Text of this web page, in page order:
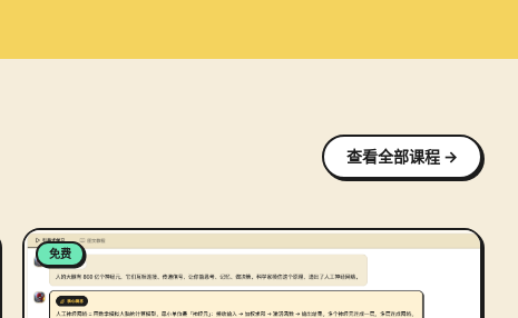
查看全部课程 →
免费